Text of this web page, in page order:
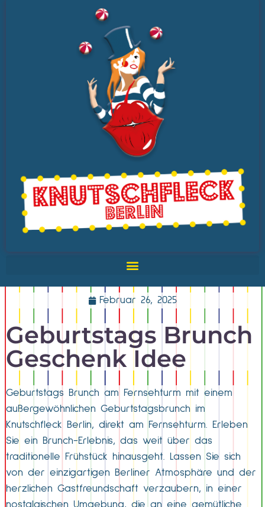
Februar 26, 2025
Geburtstags Brunch
Geschenk Idee
Geburtstags Brunch am Fernsehturm mit einem
außergewöhnlichen Geburtstagsbrunch im
Knutschfleck Berlin, direkt am Fernsehturm. Erleben
Sie ein Brunch-Erlebnis, das weit über das
traditionelle Frühstück hinausgeht. Lassen Sie sich
von der einzigartigen Berliner Atmosphäre und der
herzlichen Gastfreundschaft verzaubern, in einer
nostalgischen Umgebung, die an eine gemütliche